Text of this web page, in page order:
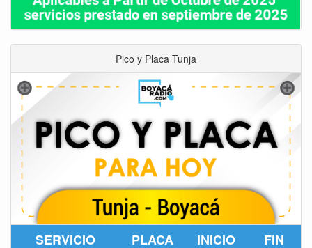
Pico y Placa Tunja
SERVICIO PLACA INICIO FIN